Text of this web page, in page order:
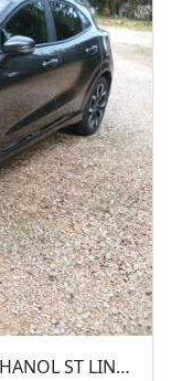
FORD PUMA ECOBOOST 125CH ETHANOL ST LINE X 03/2022 69700KM